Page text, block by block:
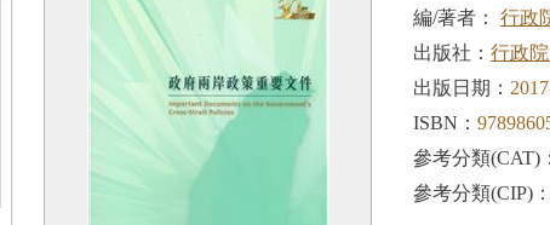
編/著者： 行政
出版社： 行政
出版日期：
ISBN：
參考分類(CAT)：
參考分類(CIP)：